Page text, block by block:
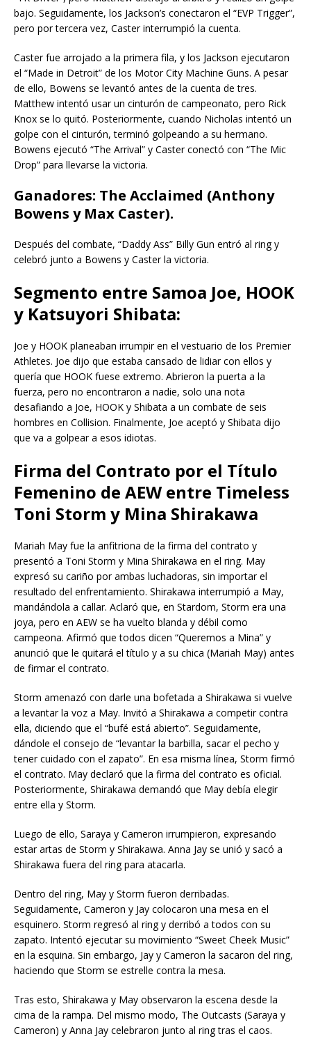
bajo. Seguidamente, los Jackson’s conectaron el “EVP Trigger”,
pero por tercera vez, Caster interrumpió la cuenta.
Caster fue arrojado a la primera fila, y los Jackson ejecutaron
el “Made in Detroit” de los Motor City Machine Guns. A pesar
de ello, Bowens se levantó antes de la cuenta de tres.
Matthew intentó usar un cinturón de campeonato, pero Rick
Knox se lo quitó. Posteriormente, cuando Nicholas intentó un
golpe con el cinturón, terminó golpeando a su hermano.
Bowens ejecutó “The Arrival” y Caster conectó con “The Mic
Drop” para llevarse la victoria.
Ganadores: The Acclaimed (Anthony
Bowens y Max Caster).
Después del combate, “Daddy Ass” Billy Gun entró al ring y
celebró junto a Bowens y Caster la victoria.
Segmento entre Samoa Joe, HOOK
y Katsuyori Shibata:
Joe y HOOK planeaban irrumpir en el vestuario de los Premier
Athletes. Joe dijo que estaba cansado de lidiar con ellos y
quería que HOOK fuese extremo. Abrieron la puerta a la
fuerza, pero no encontraron a nadie, solo una nota
desafiando a Joe, HOOK y Shibata a un combate de seis
hombres en Collision. Finalmente, Joe aceptó y Shibata dijo
que va a golpear a esos idiotas.
Firma del Contrato por el Título
Femenino de AEW entre Timeless
Toni Storm y Mina Shirakawa
Mariah May fue la anfitriona de la firma del contrato y
presentó a Toni Storm y Mina Shirakawa en el ring. May
expresó su cariño por ambas luchadoras, sin importar el
resultado del enfrentamiento. Shirakawa interrumpió a May,
mandándola a callar. Aclaró que, en Stardom, Storm era una
joya, pero en AEW se ha vuelto blanda y débil como
campeona. Afirmó que todos dicen “Queremos a Mina” y
anunció que le quitará el título y a su chica (Mariah May) antes
de firmar el contrato.
Storm amenazó con darle una bofetada a Shirakawa si vuelve
a levantar la voz a May. Invitó a Shirakawa a competir contra
ella, diciendo que el “bufé está abierto”. Seguidamente,
dándole el consejo de “levantar la barbilla, sacar el pecho y
tener cuidado con el zapato”. En esa misma línea, Storm firmó
el contrato. May declaró que la firma del contrato es oficial.
Posteriormente, Shirakawa demandó que May debía elegir
entre ella y Storm.
Luego de ello, Saraya y Cameron irrumpieron, expresando
estar artas de Storm y Shirakawa. Anna Jay se unió y sacó a
Shirakawa fuera del ring para atacarla.
Dentro del ring, May y Storm fueron derribadas.
Seguidamente, Cameron y Jay colocaron una mesa en el
esquinero. Storm regresó al ring y derribó a todos con su
zapato. Intentó ejecutar su movimiento “Sweet Cheek Music”
en la esquina. Sin embargo, Jay y Cameron la sacaron del ring,
haciendo que Storm se estrelle contra la mesa.
Tras esto, Shirakawa y May observaron la escena desde la
cima de la rampa. Del mismo modo, The Outcasts (Saraya y
Cameron) y Anna Jay celebraron junto al ring tras el caos.